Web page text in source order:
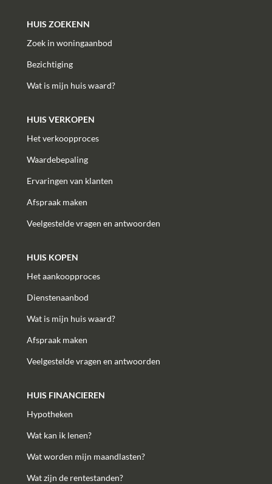
HUIS ZOEKENN
Zoek in woningaanbod
Bezichtiging
Wat is mijn huis waard?
HUIS VERKOPEN
Het verkoopproces
Waardebepaling
Ervaringen van klanten
Afspraak maken
Veelgestelde vragen en antwoorden
HUIS KOPEN
Het aankoopproces
Dienstenaanbod
Wat is mijn huis waard?
Afspraak maken
Veelgestelde vragen en antwoorden
HUIS FINANCIEREN
Hypotheken
Wat kan ik lenen?
Wat worden mijn maandlasten?
Wat zijn de rentestanden?